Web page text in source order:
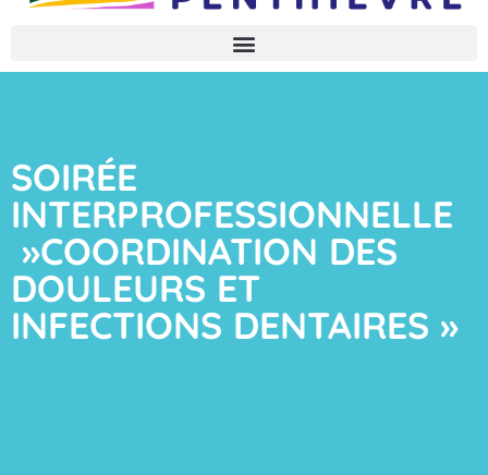
SOIRÉE
INTERPROFESSIONNELLE
»COORDINATION DES
DOULEURS ET
INFECTIONS DENTAIRES »